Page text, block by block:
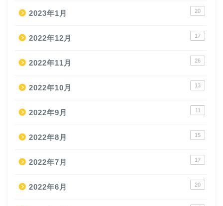
2023年1月 20
2022年12月 17
2022年11月 26
2022年10月 13
2022年9月 11
2022年8月 15
2022年7月 17
2022年6月 20